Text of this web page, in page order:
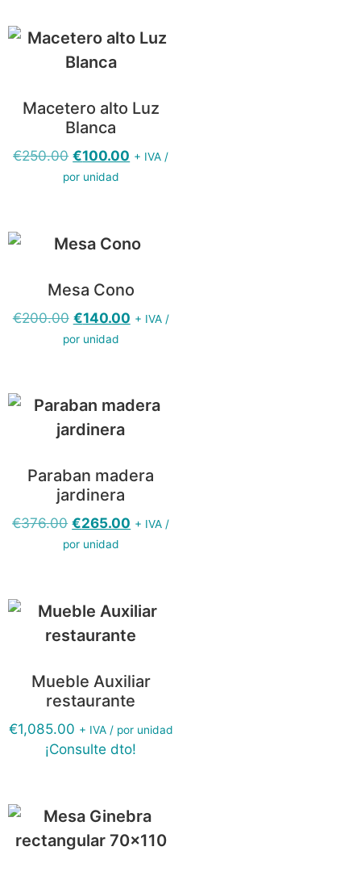
Macetero alto Luz
Blanca
€250.00 €100.00 + IVA /
por unidad
Mesa Cono
€200.00 €140.00 + IVA /
por unidad
Paraban madera
jardinera
€376.00 €265.00 + IVA /
por unidad
Mueble Auxiliar
restaurante
€1,085.00 + IVA / por unidad
¡Consulte dto!